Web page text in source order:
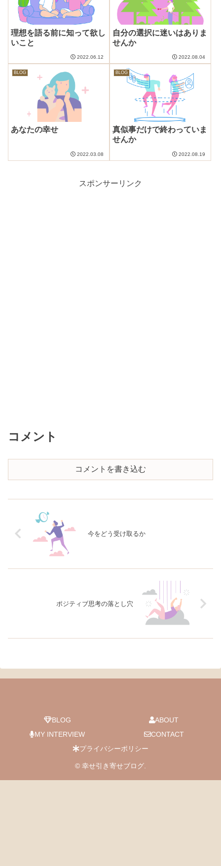
理想を語る前に知って欲し
いこと
2022.06.12
自分の選択に迷いはありま
せんか
2022.08.04
BLOG
あなたの幸せ
2022.03.08
BLOG
真似事だけで終わっていま
せんか
2022.08.19
スポンサーリンク
コメント
コメントを書き込む
今をどう受け取るか
ポジティブ思考の落とし穴
BLOG
ABOUT
MY INTERVIEW
CONTACT
プライバシーポリシー
© 幸せ引き寄せブログ.